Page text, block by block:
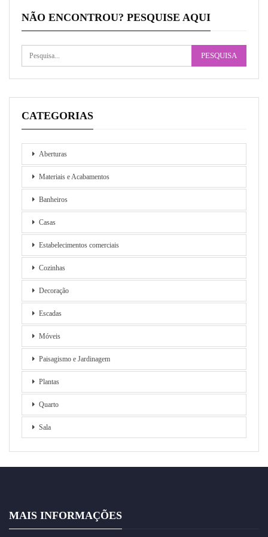
NÃO ENCONTROU? PESQUISE AQUI
CATEGORIAS
Aberturas
Materiais e Acabamentos
Banheiros
Casas
Estabelecimentos comerciais
Cozinhas
Decoração
Escadas
Móveis
Paisagismo e Jardinagem
Plantas
Quarto
Sala
MAIS INFORMAÇÕES